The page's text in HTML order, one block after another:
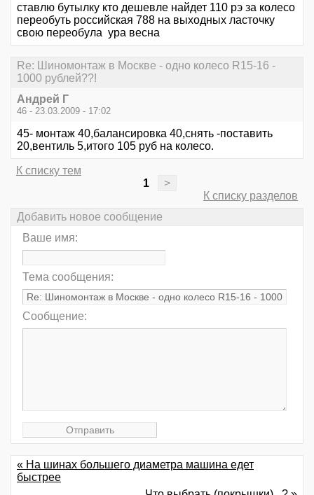
ставлю бутылку кто дешевле найдет 110 рэ за колесо
переобуть российская 788 на выходных ласточку
свою переобула ура весна
Re: Шиномонтаж в Москве - одно колесо R15-16 -
1000 рублей??!
Андрей Г
46 - 23.03.2009 - 17:02
45- монтаж 40,балансировка 40,снять -поставить
20,вентиль 5,итого 105 руб на колесо.
К списку тем
1
>
К списку разделов
Добавить новое сообщение
Ваше имя:
Тема сообщения:
Сообщение:
« На шинах большего диаметра машина едет
быстрее